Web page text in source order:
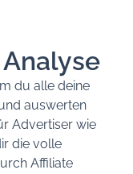
du alle deine
auswerten
Advertiser wie
die volle
Affiliate